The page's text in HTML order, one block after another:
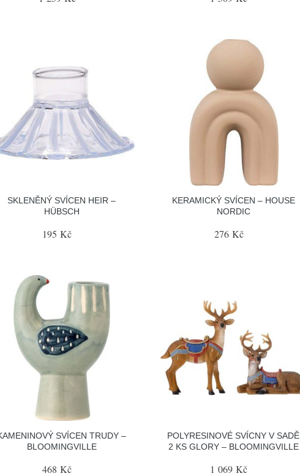
SKLENĚNÝ SVÍCEN HEIR –
HÜBSCH
195 Kč
KERAMICKÝ SVÍCEN – HOUSE
NORDIC
276 Kč
SVÍCEN TRUDY –
BLOOMINGVILLE
468 Kč
POLYRESINOVÉ SVÍCNY V SADĚ
2 KS GLORY – BLOOMINGVILLE
1 069 Kč